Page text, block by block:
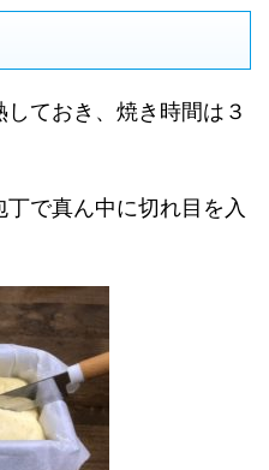
ておき、焼き時間は３
で真ん中に切れ目を入